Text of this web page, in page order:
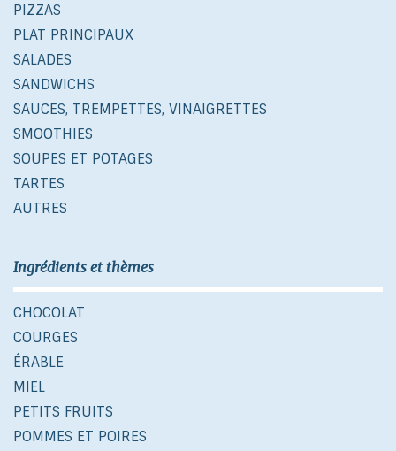
PIZZAS
PLAT PRINCIPAUX
SALADES
SANDWICHS
SAUCES, TREMPETTES, VINAIGRETTES
SMOOTHIES
SOUPES ET POTAGES
TARTES
AUTRES
Ingrédients et thèmes
CHOCOLAT
COURGES
ÉRABLE
MIEL
PETITS FRUITS
POMMES ET POIRES